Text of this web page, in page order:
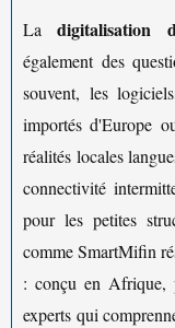
Ladigitalisation
également des
souvent, les
importés d'Europe
réalités locales
connectivité
pour les petites
comme SmartMifin
: conçu en Afrique,
experts qui